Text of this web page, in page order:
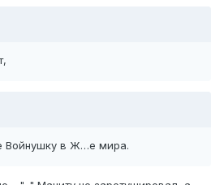
Войнушку в Ж…е мира.